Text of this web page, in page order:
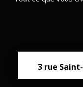
3 rue